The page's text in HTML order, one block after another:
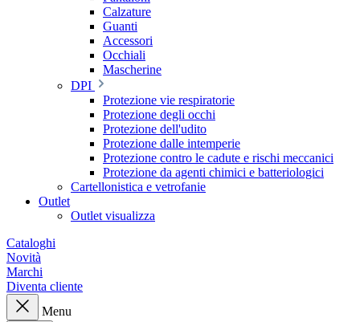
Calzature
Guanti
Accessori
Occhiali
Mascherine
DPI
Protezione vie respiratorie
Protezione degli occhi
Protezione dell'udito
Protezione dalle intemperie
Protezione contro le cadute e rischi meccanici
Protezione da agenti chimici e batteriologici
Cartellonistica e vetrofanie
Outlet
Outlet visualizza
Cataloghi
Novità
Marchi
Diventa cliente
Menu